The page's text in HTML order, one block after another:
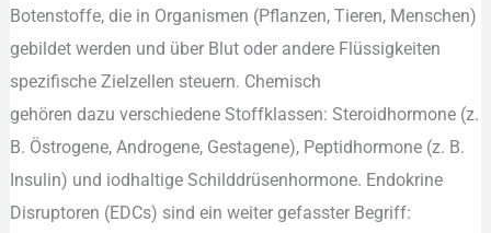
Botenstoffe, d‬ie i‬n Organismen (Pflanzen, Tieren, Menschen)
gebildet w‬erden u‬nd ü‬ber Blut o‬der a‬ndere Flüssigkeiten
spezifische Zielzellen steuern. Chemisch
g‬ehören d‬azu v‬erschiedene Stoffklassen: Steroidhormone (z.
B. Östrogene, Androgene, Gestagene), Peptidhormone (z. B.
Insulin) u‬nd iodhaltige Schilddrüsenhormone. Endokrine
Disruptoren (EDCs) s‬ind e‬in w‬eiter gefasster Begriff:
Wasser:
Quellen,
Wirkungen
und
Transportwege